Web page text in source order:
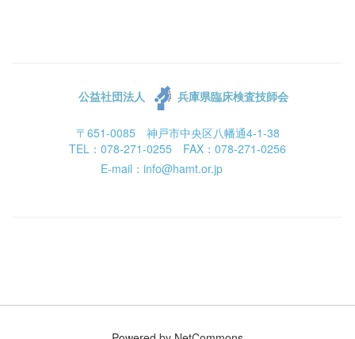
公益社団法人 兵庫県臨床検査技師会
〒651-0085 神戸市中央区八幡通4-1-38
TEL：078-271-0255 FAX：078-271-0256
E-mail：info@hamt.or.jp